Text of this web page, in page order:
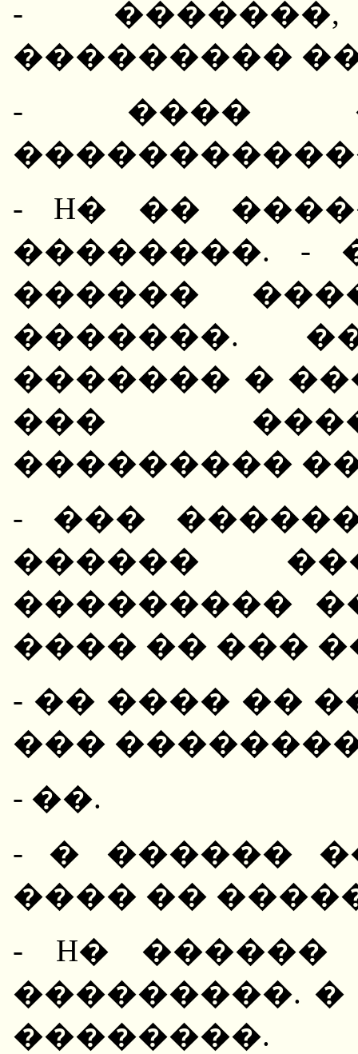
-
���������
- ����
- H� ��
��������. -
������
�������.
������� �
���
���������
- ���
������
���������
���� �� ���
- �� ���� ��
���
- ��.
- � ������
���� ��
- H�
���������.
��������.